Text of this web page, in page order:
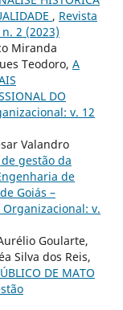
, Revista
2 (2023)
Miranda
Teodoro, A
DO
v. 12
Valandro
gestão da
de
Goiás –
Organizacional: v.
Goularte,
Silva dos Reis,
DE MATO